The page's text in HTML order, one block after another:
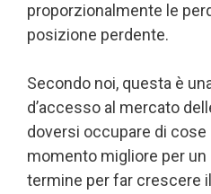
proporzionalmente le
posizione perdente.
Secondo noi, questa è
d’accesso al mercato
doversi occupare di
momento migliore per
termine per far crescere